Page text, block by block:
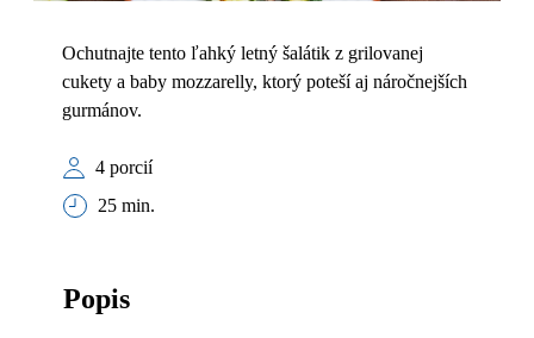
Ochutnajte tento ľahký letný šalátik z grilovanej
cukety a baby mozzarelly, ktorý poteší aj náročnejších
gurmánov.
4 porcií
25 min.
Popis